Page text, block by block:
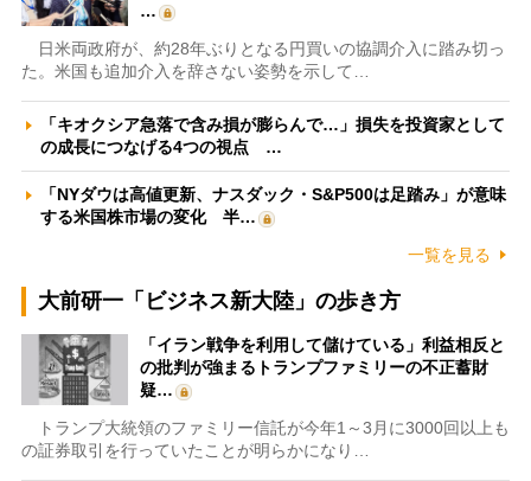
…
日米両政府が、約28年ぶりとなる円買いの協調介入に踏み切っ
た。米国も追加介入を辞さない姿勢を示して…
「キオクシア急落で含み損が膨らんで…」損失を投資家として
の成長につなげる4つの視点 …
「NYダウは高値更新、ナスダック・S&P500は足踏み」が意味
する米国株市場の変化 半…
一覧を見る
大前研一「ビジネス新大陸」の歩き方
「イラン戦争を利用して儲けている」利益相反と
の批判が強まるトランプファミリーの不正蓄財
疑…
トランプ大統領のファミリー信託が今年1～3月に3000回以上も
の証券取引を行っていたことが明らかになり…